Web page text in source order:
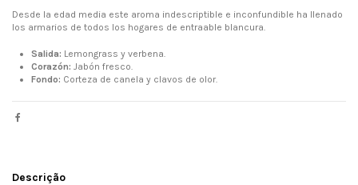
Desde la edad media este aroma indescriptible e inconfundible ha llenado
los armarios de todos los hogares de entraable blancura.
Salida: Lemongrass y verbena.
Corazón: Jabón fresco.
Fondo: Corteza de canela y clavos de olor.
Descrição